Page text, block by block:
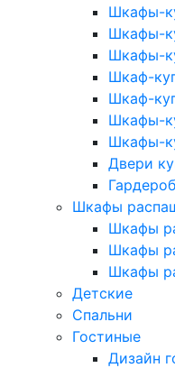
Шкафы-
Шкафы-
Шкафы-
Шкаф-
Шкаф-
Шкафы-
Шкафы-
Двери
Шкафы
Шкафы
Шкафы
Шкафы
Детские
Спальни
Гостиные
Дизайн